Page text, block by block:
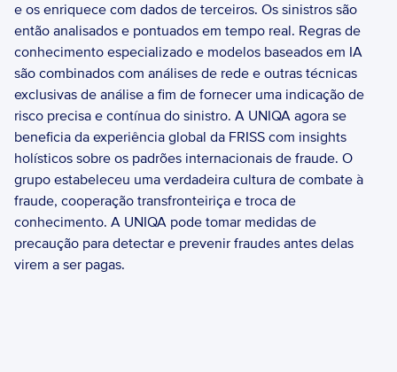
e os enriquece com dados de terceiros. Os sinistros são
então analisados e pontuados em tempo real. Regras de
conhecimento especializado e modelos baseados em IA
são combinados com análises de rede e outras técnicas
exclusivas de análise a fim de fornecer uma indicação de
risco precisa e contínua do sinistro. A UNIQA agora se
beneficia da experiência global da FRISS com insights
holísticos sobre os padrões internacionais de fraude. O
grupo estabeleceu uma verdadeira cultura de combate à
fraude, cooperação transfronteiriça e troca de
conhecimento. A UNIQA pode tomar medidas de
precaução para detectar e prevenir fraudes antes delas
virem a ser pagas.